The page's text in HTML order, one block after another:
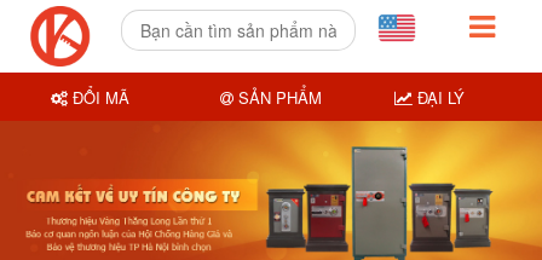
ĐỔI MÃ SẢN PHẨM ĐẠI LÝ